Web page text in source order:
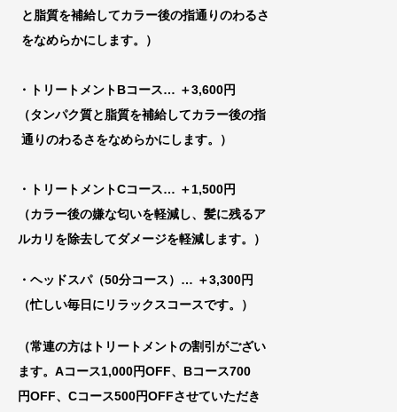
と脂質を補給してカラー後の指通りのわるさ
をなめらかにします。）
・トリートメントBコース… ＋3,600円
（タンパク質と脂質を補給してカラー後の指
通りのわるさをなめらかにします。）
・トリートメントCコース… ＋1,500円
（カラー後の嫌な匂いを軽減し、髪に残るア
ルカリを除去してダメージを軽減します。）
・ヘッドスパ（50分コース）… ＋3,300円
（忙しい毎日にリラックスコースです。）
（常連の方はトリートメントの割引がござい
ます。Aコース1,000円OFF、Bコース700
円OFF、Cコース500円OFFさせていただき